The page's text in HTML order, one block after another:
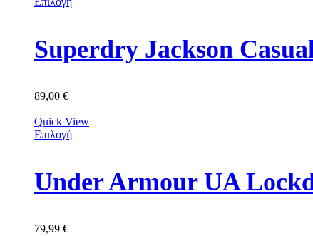
Superdry Jackson
89,00 €
Quick View
Επιλογή
Under Armour UA
79,99 €